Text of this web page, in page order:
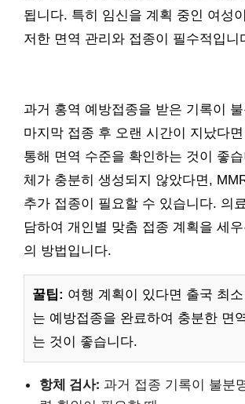
됩니다. 특히 임신을 계획 중인 여성
저한 면역 관리와 접종이 필수적입니
과거 홍역 예방접종을 받은 기록이
마지막 접종 후 오랜 시간이 지났다
통해 면역 수준을 확인하는 것이 좋
체가 충분히 생성되지 않았다면,
추가 접종이 필요할 수 있습니다. 의
담하여 개인별 맞춤 접종 계획을 세
의 방법입니다.
꿀팁: 여행 계획이 있다면 출국 최
는 예방접종을 완료하여 충분한 면
는 것이 좋습니다.
항체 검사: 과거 접종 기록이 불분